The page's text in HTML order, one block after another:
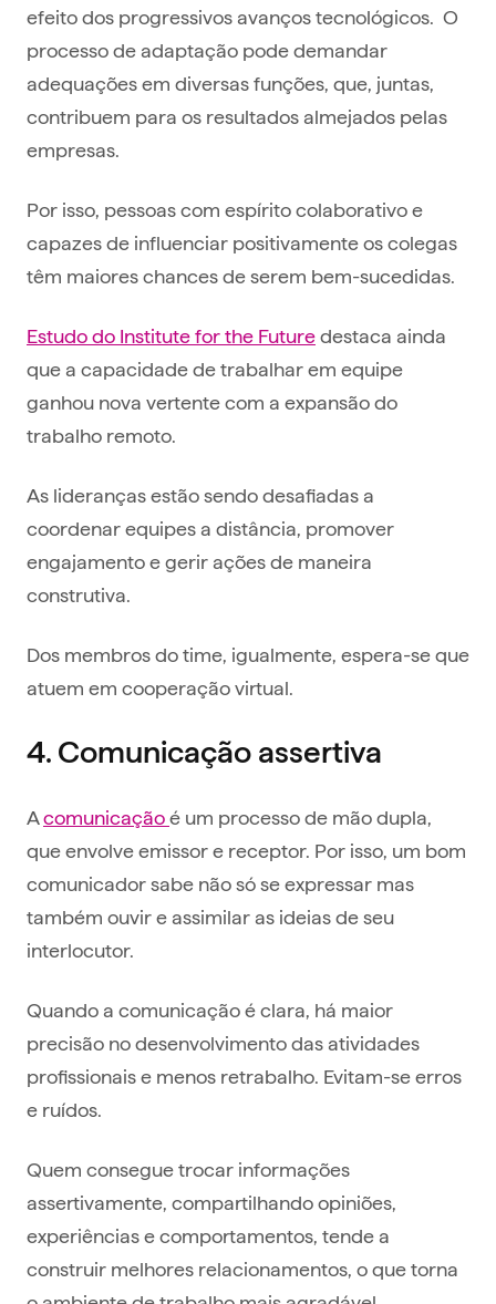
efeito dos progressivos avanços tecnológicos. O
processo de adaptação pode demandar
adequações em diversas funções, que, juntas,
contribuem para os resultados almejados pelas
empresas.
Por isso, pessoas com espírito colaborativo e
capazes de influenciar positivamente os colegas
têm maiores chances de serem bem-sucedidas.
Estudo do Institute for the Futuredestaca ainda
que a capacidade de trabalhar em equipe
ganhou nova vertente com a expansão do
trabalho remoto.
As lideranças estão sendo desafiadas a
coordenar equipes a distância, promover
engajamento e gerir ações de maneira
construtiva.
Dos membros do time, igualmente, espera-se que
atuem em cooperação virtual.
4. Comunicação assertiva
Acomunicaçãoé um processo de mão dupla,
que envolve emissor e receptor. Por isso, um bom
comunicador sabe não só se expressar mas
também ouvir e assimilar as ideias de seu
interlocutor.
Quando a comunicação é clara, há maior
precisão no desenvolvimento das atividades
profissionais e menos retrabalho. Evitam-se erros
e ruídos.
Quem consegue trocar informações
assertivamente, compartilhando opiniões,
experiências e comportamentos, tende a
construir melhores relacionamentos, o que torna